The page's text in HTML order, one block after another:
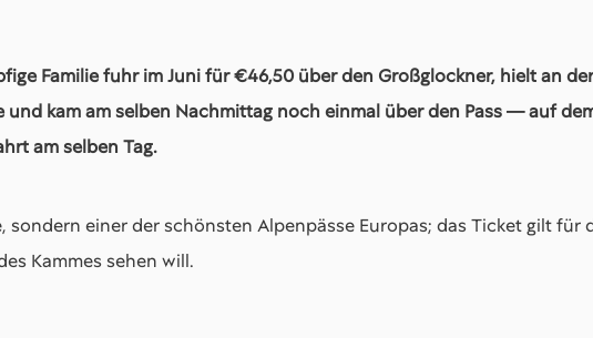
Familie fuhr im Juni für €46,50 über den Großglockner, hielt an
und kam am selben Nachmittag noch einmal über den Pass — auf
am selben Tag.
sondern einer der schönsten Alpenpässe Europas; das Ticket gilt
Kammes sehen will.